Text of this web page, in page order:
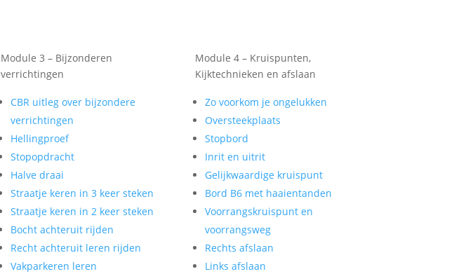
Module 3 – Bijzonderen
verrichtingen
CBR uitleg over bijzondere
verrichtingen
Hellingproef
Stopopdracht
Halve draai
Straatje keren in 3 keer steken
Straatje keren in 2 keer steken
Bocht achteruit rijden
Recht achteruit leren rijden
Vakparkeren leren
Module 4 – Kruispunten,
Kijktechnieken en afslaan
Zo voorkom je ongelukken
Oversteekplaats
Stopbord
Inrit en uitrit
Gelijkwaardige kruispunt
Bord B6 met haaientanden
Voorrangskruispunt en
voorrangsweg
Rechts afslaan
Links afslaan